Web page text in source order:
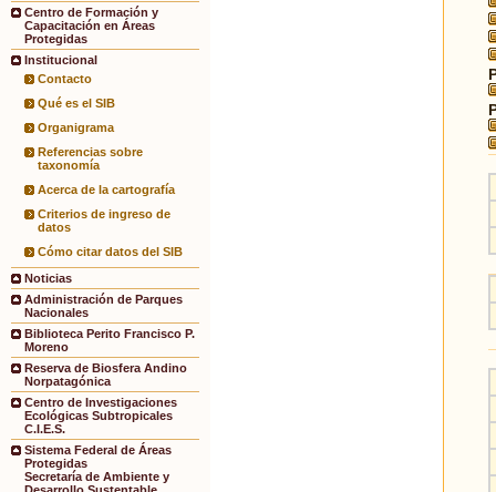
Centro de Formación y
Capacitación en Áreas
Protegidas
Institucional
Contacto
Qué es el SIB
Organigrama
Referencias sobre
taxonomía
Acerca de la cartografía
Criterios de ingreso de
datos
Cómo citar datos del SIB
Noticias
Administración de Parques
Nacionales
Biblioteca Perito Francisco P.
Moreno
Reserva de Biosfera Andino
Norpatagónica
Centro de Investigaciones
Ecológicas Subtropicales
C.I.E.S.
Sistema Federal de Áreas
Protegidas
Secretaría de Ambiente y